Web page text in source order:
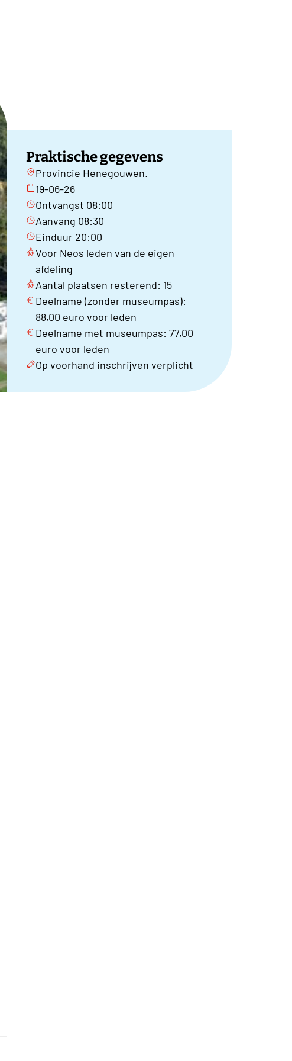
Praktische gegevens
Provincie Henegouwen.
19-06-26
Ontvangst 08:00
Aanvang 08:30
Einduur 20:00
Voor Neos leden van de eigen
afdeling
Aantal plaatsen resterend: 15
Deelname (zonder museumpas):
88,00 euro voor leden
Deelname met museumpas: 77,00
euro voor leden
Op voorhand inschrijven verplicht